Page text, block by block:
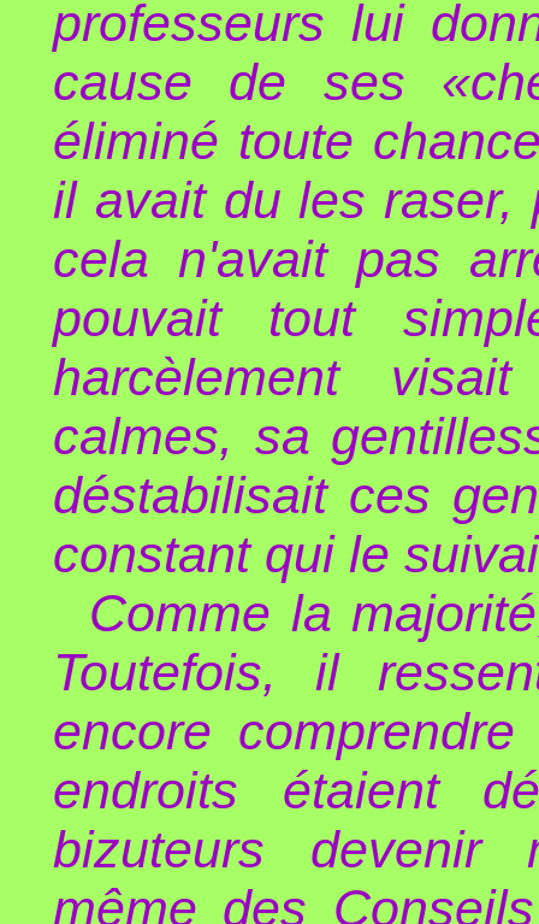
professeurs lui
cause de ses
éliminé toute
il avait du les raser,
cela n'avait pas
pouvait tout
harcèlement
calmes, sa
déstabilisait ces
constant qui le
Comme la
Toutefois, il
encore
endroits étaient
bizuteurs devenir
même des